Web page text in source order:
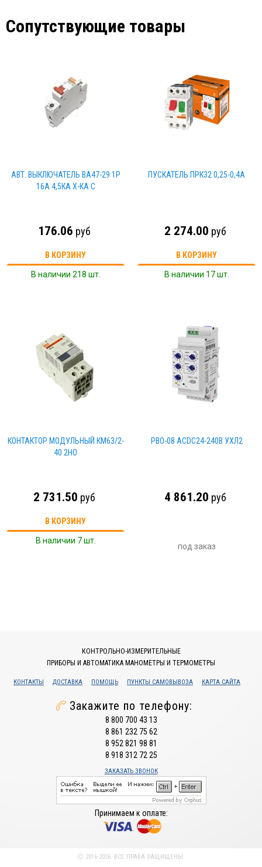
Сопутствующие товары
АВТ. ВЫКЛЮЧАТЕЛЬ ВА47-29 1Р
16А 4,5КА Х-КА С
176.06 руб
В КОРЗИНУ
В наличии 218 шт.
ПУСКАТЕЛЬ ПРК32 0,25-0,4А
2 274.00 руб
В КОРЗИНУ
В наличии 17 шт.
КОНТАКТОР МОДУЛЬНЫЙ КМ63/2-
40 2НО
2 731.50 руб
В КОРЗИНУ
В наличии 7 шт.
РВО-08 ACDC24-240В УХЛ2
4 861.20 руб
под заказ
КОНТРОЛЬНО-ИЗМЕРИТЕЛЬНЫЕ
ПРИБОРЫ И АВТОМАТИКА МАНОМЕТРЫ И ТЕРМОМЕТРЫ
КОНТАКТЫ ДОСТАВКА ПОМОЩЬ ПУНКТЫ САМОВЫВОЗА КАРТА САЙТА
Закажите по телефону:
8 800 700 43 13
8 861 232 75 62
8 952 821 98 81
8 918 312 72 25
ЗАКАЗАТЬ ЗВОНОК
Принимаем к оплате:
Ⓒ 2016-2026. ВСЕ ПРАВА ЗАЩИЩЕНЫ.